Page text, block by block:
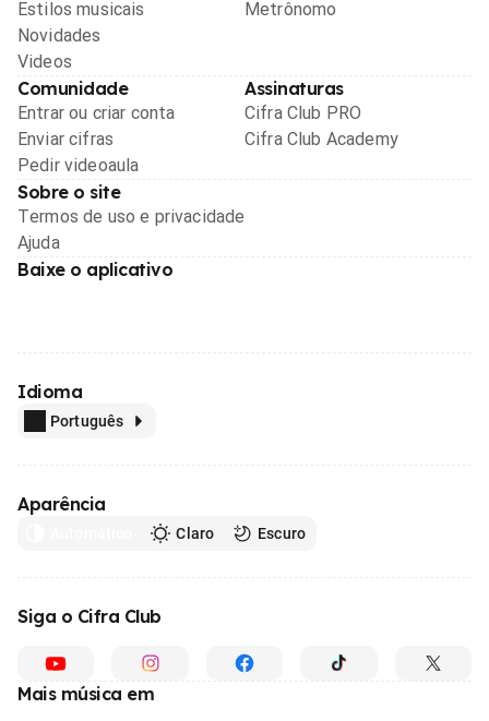
Estilos musicais
Novidades
Videos
Metrônomo
Comunidade
Entrar ou criar conta
Enviar cifras
Pedir videoaula
Assinaturas
Cifra Club PRO
Cifra Club Academy
Sobre o site
Termos de uso e privacidade
Ajuda
Baixe o aplicativo
Idioma
Português
Aparência
Claro Escuro
Siga o Cifra Club
Mais música em